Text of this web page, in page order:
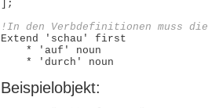
];
!In den Verbdefinitionen muss
Extend 'schau' first
* 'auf' noun
Beispielobjekt: